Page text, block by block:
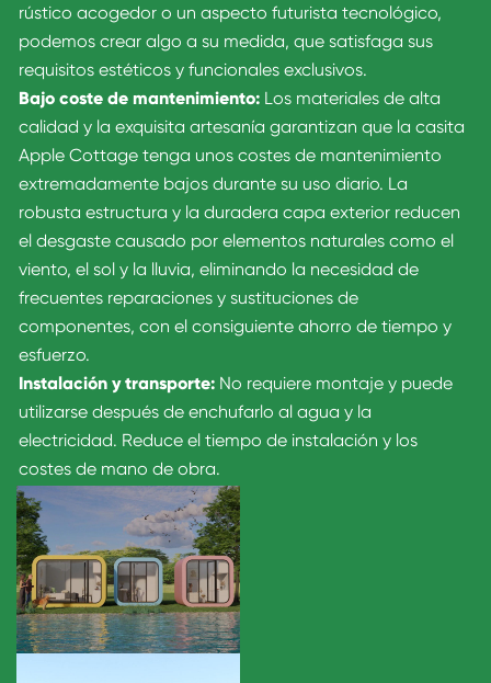
rústico acogedor o un aspecto futurista tecnológico,
podemos crear algo a su medida, que satisfaga sus
requisitos estéticos y funcionales exclusivos.
Bajo coste de mantenimiento: Los materiales de alta
calidad y la exquisita artesanía garantizan que la casita
Apple Cottage tenga unos costes de mantenimiento
extremadamente bajos durante su uso diario. La
robusta estructura y la duradera capa exterior reducen
el desgaste causado por elementos naturales como el
viento, el sol y la lluvia, eliminando la necesidad de
frecuentes reparaciones y sustituciones de
componentes, con el consiguiente ahorro de tiempo y
esfuerzo.
Instalación y transporte: No requiere montaje y puede
utilizarse después de enchufarlo al agua y la
electricidad. Reduce el tiempo de instalación y los
costes de mano de obra.